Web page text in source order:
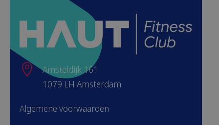

Amsteldijk 161
1079 LH Amsterdam
Algemene voorwaarden